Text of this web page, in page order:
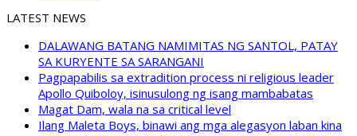
LATEST NEWS
DALAWANG BATANG NAMIMITAS NG SANTOL, PATAY
SA KURYENTE SA SARANGANI
Pagpapabilis sa extradition process ni religious leader
Apollo Quiboloy, isinusulong ng isang mambabatas
Magat Dam, wala na sa critical level
Ilang Maleta Boys, binawi ang mga alegasyon laban kina